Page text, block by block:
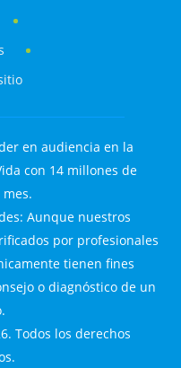
en audiencia en la
con 14 millones de
Aunque nuestros
por profesionales
tienen fines
o diagnóstico de un
Todos los derechos